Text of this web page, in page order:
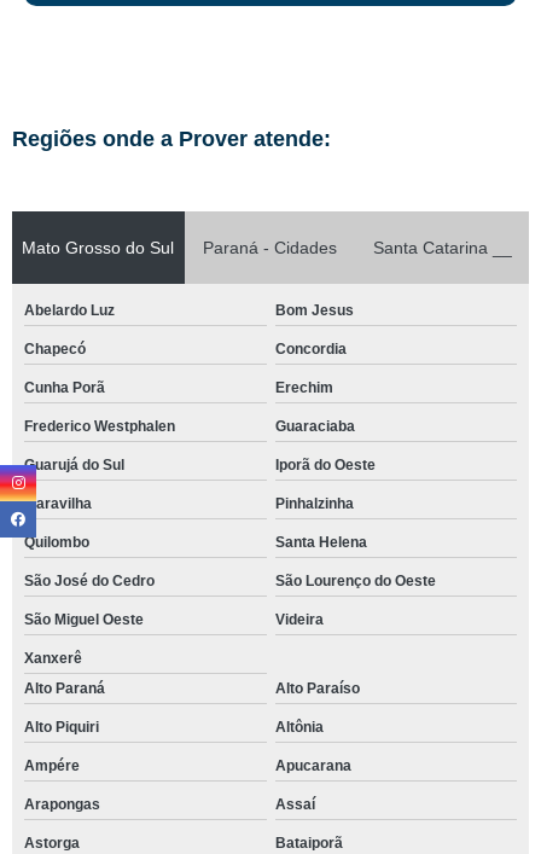
Regiões onde a Prover atende:
Mato Grosso do Sul Paraná - Cidades Santa Catarina __
Abelardo Luz Bom Jesus
Chapecó Concordia
Cunha Porã Erechim
Frederico Westphalen Guaraciaba
Guarujá do Sul Iporã do Oeste
Maravilha Pinhalzinha
Quilombo Santa Helena
São José do Cedro São Lourenço do Oeste
São Miguel Oeste Videira
Xanxerê
Alto Paraná
Alto Paraíso
Alto Piquiri Altônia
Ampére Apucarana
Arapongas Assaí
Astorga Bataiporã